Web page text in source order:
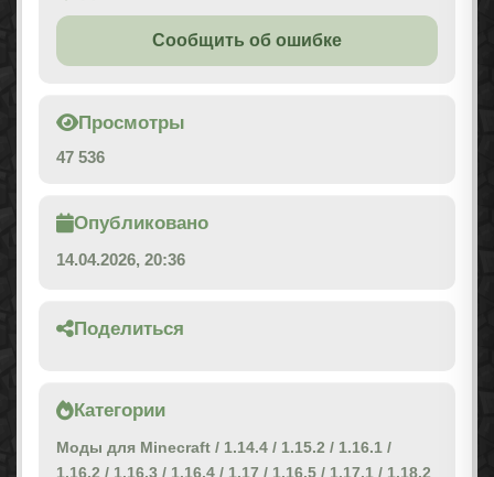
Сообщить об ошибке
Просмотры
47 536
Опубликовано
14.04.2026, 20:36
Поделиться
Категории
Моды для Minecraft / 1.14.4 / 1.15.2 / 1.16.1 /
1.16.2 / 1.16.3 / 1.16.4 / 1.17 / 1.16.5 / 1.17.1 / 1.18.2